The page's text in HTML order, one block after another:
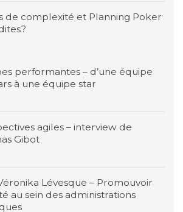
de complexité et Planning Poker
performantes – d’une équipe
à une équipe star
agiles – interview de
Gibot
Lévesque – Promouvoir
au sein des administrations